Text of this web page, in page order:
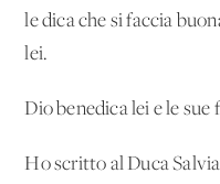
le dica che si faccia
lei.
Dio benedica lei e le sue
Ho scritto al Duca